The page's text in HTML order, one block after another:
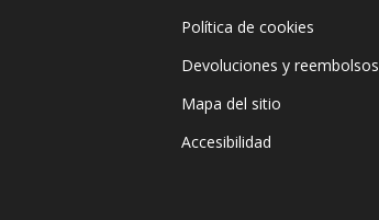
Política de cookies
Devoluciones y reembolsos
Mapa del sitio
Accesibilidad